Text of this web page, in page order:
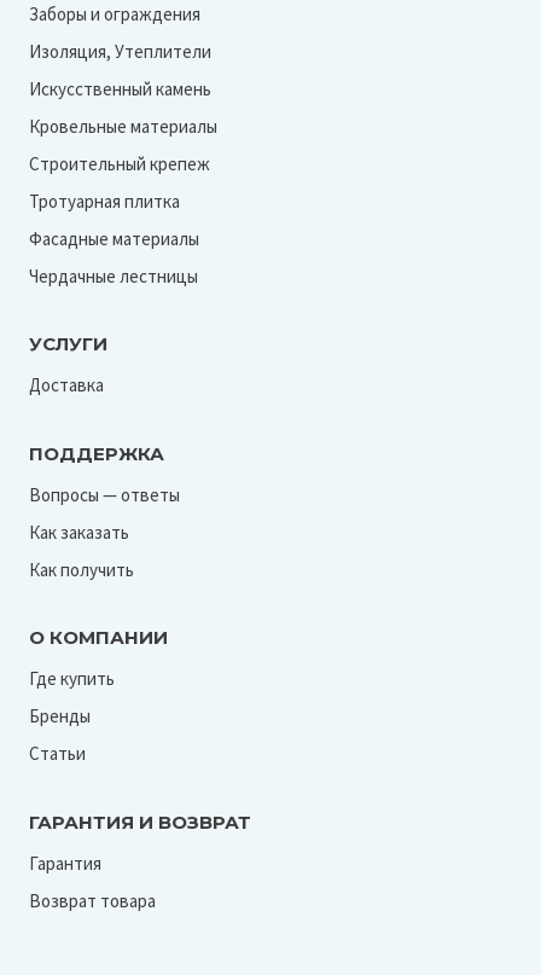
Заборы и ограждения
Изоляция, Утеплители
Искусственный камень
Кровельные материалы
Строительный крепеж
Тротуарная плитка
Фасадные материалы
Чердачные лестницы
УСЛУГИ
Доставка
ПОДДЕРЖКА
Вопросы — ответы
Как заказать
Как получить
О КОМПАНИИ
Где купить
Бренды
Статьи
ГАРАНТИЯ И ВОЗВРАТ
Гарантия
Возврат товара